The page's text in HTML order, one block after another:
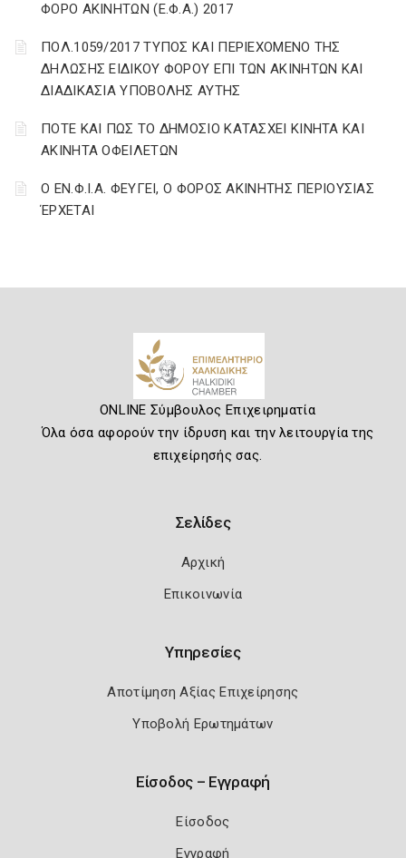
ΦΟΡΟ ΑΚΙΝΗΤΩΝ (Ε.Φ.Α.) 2017
ΠΟΛ.1059/2017 ΤΥΠΟΣ ΚΑΙ ΠΕΡΙΕΧΟΜΕΝΟ ΤΗΣ
ΔΗΛΩΣΗΣ ΕΙΔΙΚΟΥ ΦΟΡΟΥ ΕΠΙ ΤΩΝ ΑΚΙΝΗΤΩΝ ΚΑΙ
ΔΙΑΔΙΚΑΣΙΑ ΥΠΟΒΟΛΗΣ ΑΥΤΗΣ
ΠΟΤΕ ΚΑΙ ΠΩΣ ΤΟ ΔΗΜΟΣΙΟ ΚΑΤΑΣΧΕΙ ΚΙΝΗΤΑ ΚΑΙ
ΑΚΙΝΗΤΑ ΟΦΕΙΛΕΤΩΝ
Ο ΕΝ.Φ.Ι.Α. ΦΕΥΓΕΙ, Ο ΦΟΡΟΣ ΑΚΙΝΗΤΗΣ ΠΕΡΙΟΥΣΙΑΣ
ΈΡΧΕΤΑΙ
ONLINE Σύμβουλος Επιχειρηματία
Όλα όσα αφορούν την ίδρυση και την λειτουργία της
επιχείρησής σας.
Σελίδες
Αρχική
Επικοινωνία
Υπηρεσίες
Αποτίμηση Αξίας Επιχείρησης
Υποβολή Ερωτημάτων
Είσοδος – Εγγραφή
Είσοδος
Εγγραφή